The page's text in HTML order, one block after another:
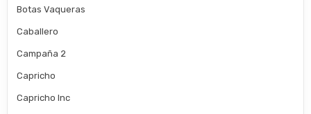
Botas Vaqueras
Caballero
Campaña 2
Capricho
Capricho Inc